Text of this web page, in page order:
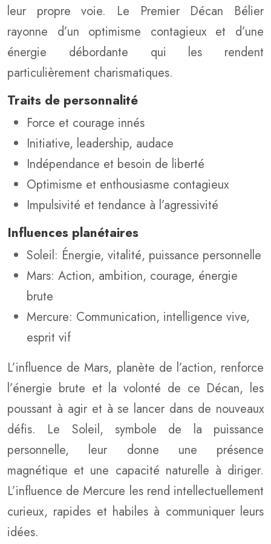
leur propre voie. Le Premier Décan Bélier
rayonne d’un optimisme contagieux et d’une
énergie débordante qui les rendent
particulièrement charismatiques.
Traits de personnalité
Force et courage innés
Initiative, leadership, audace
Indépendance et besoin de liberté
Optimisme et enthousiasme contagieux
Impulsivité et tendance à l’agressivité
Influences planétaires
Soleil: Énergie, vitalité, puissance personnelle
Mars: Action, ambition, courage, énergie
brute
Mercure: Communication, intelligence vive,
esprit vif
L’influence de Mars, planète de l’action, renforce
l’énergie brute et la volonté de ce Décan, les
poussant à agir et à se lancer dans de nouveaux
défis. Le Soleil, symbole de la puissance
personnelle, leur donne une présence
magnétique et une capacité naturelle à diriger.
L’influence de Mercure les rend intellectuellement
curieux, rapides et habiles à communiquer leurs
idées.